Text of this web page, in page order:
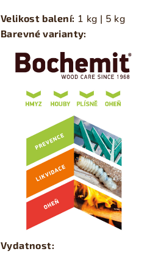
Velikost balení: 1 kg | 5 kg
Barevné varianty:
Vydatnost: